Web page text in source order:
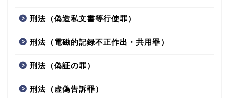
刑法（偽造私文書等行使罪）
刑法（電磁的記録不正作出・共用罪）
刑法（偽証の罪）
刑法（虚偽告訴罪）